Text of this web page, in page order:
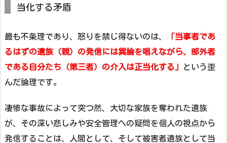
当化する矛盾
最も不条理であり、怒りを禁じ得ないのは、
「当事者であ
るはずの遺族（親）の発信には異論を唱えながら、部外者
である自分たち（第三者）の介入は正当化する」
という歪
んだ論理です。
凄惨な事故によって突つ然、大切な家族を奪われた遺族
が、その深い悲しみや安全管理への疑問を個人の視点から
発信することは、人間として、そして被害者遺族として当